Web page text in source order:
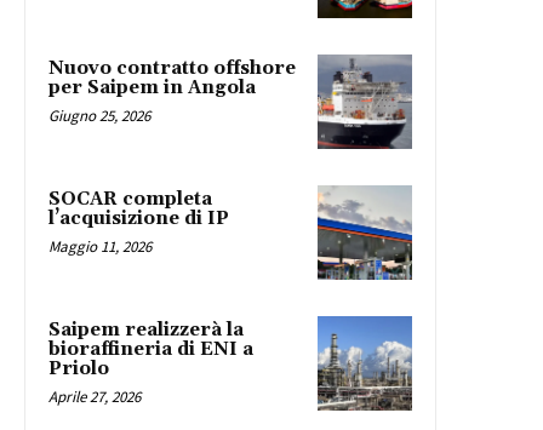
Nuovo contratto offshore
per Saipem in Angola
Giugno 25, 2026
SOCAR completa
l’acquisizione di IP
Maggio 11, 2026
Saipem realizzerà la
bioraffineria di ENI a
Priolo
Aprile 27, 2026